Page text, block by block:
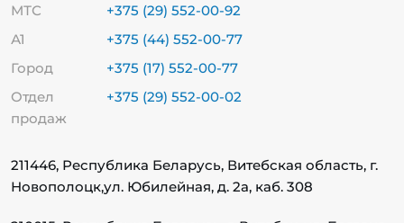
МТС
+375 (29) 552-00-92
А1
+375 (44) 552-00-77
Город
+375 (17) 552-00-77
Отдел
продаж
+375 (29) 552-00-02
211446, Республика Беларусь, Витебская область, г.
Новополоцк,ул. Юбилейная, д. 2а, каб. 308